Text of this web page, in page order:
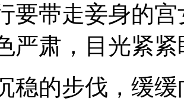
要带走妾身的
严肃，目光紧
稳的步伐，缓